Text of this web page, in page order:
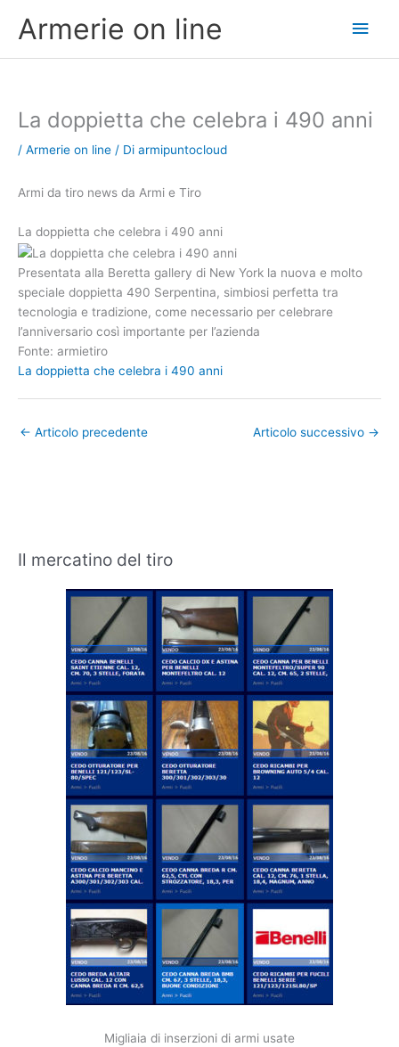
Armerie on line
La doppietta che celebra i 490 anni
/ Armerie on line / Di armipuntocloud
Armi da tiro news da Armi e Tiro
La doppietta che celebra i 490 anni
Presentata alla Beretta gallery di New York la nuova e molto
speciale doppietta 490 Serpentina, simbiosi perfetta tra
tecnologia e tradizione, come necessario per celebrare
l’anniversario così importante per l’azienda
Fonte: armietiro
La doppietta che celebra i 490 anni
← Articolo precedente Articolo successivo →
Il mercatino del tiro
Migliaia di inserzioni di armi usate